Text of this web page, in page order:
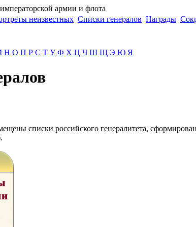
армии и флота
неизвестных Списки генералов Награды
Н О П Р С Т У Ф Х Ц Ч Ш Щ Э Ю Я
списки российского генералитета,